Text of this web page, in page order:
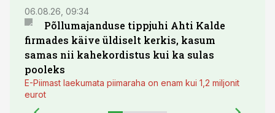
06.08.26, 09:34
Põllumajanduse tippjuhi Ahti Kalde
firmades käive üldiselt kerkis, kasum
samas nii kahekordistus kui ka sulas
pooleks
E-Piimast laekumata piimaraha on enam kui 1,2 miljonit
eurot